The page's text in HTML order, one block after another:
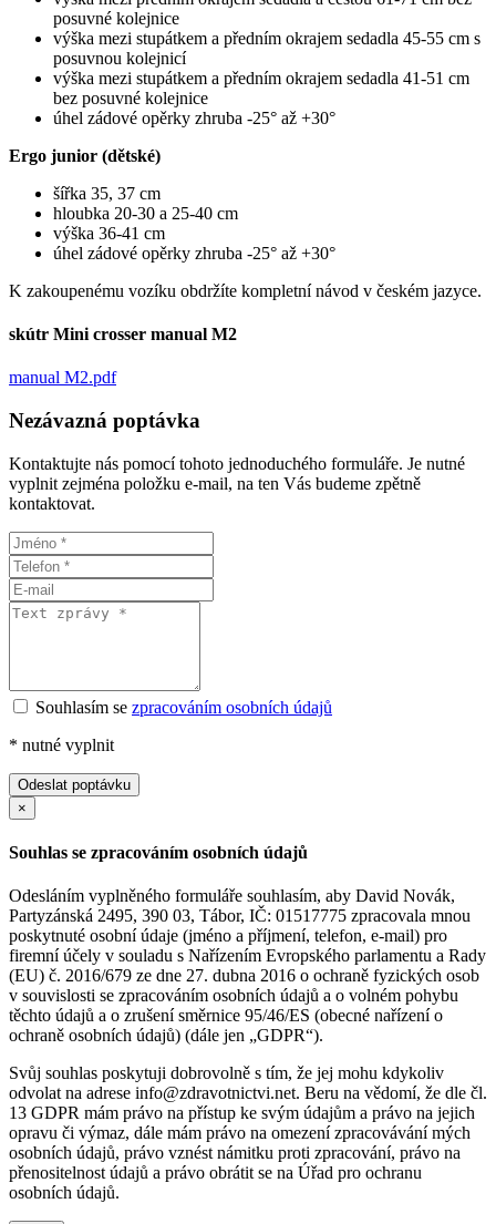
posuvné kolejnice
výška mezi stupátkem a předním okrajem sedadla 45-55 cm s
posuvnou kolejnicí
výška mezi stupátkem a předním okrajem sedadla 41-51 cm
bez posuvné kolejnice
úhel zádové opěrky zhruba -25° až +30°
Ergo junior (dětské)
šířka 35, 37 cm
hloubka 20-30 a 25-40 cm
výška 36-41 cm
úhel zádové opěrky zhruba -25° až +30°
K zakoupenému vozíku obdržíte kompletní návod v českém jazyce.
skútr Mini crosser manual M2
manual M2.pdf
Nezávazná poptávka
Kontaktujte nás pomocí tohoto jednoduchého formuláře. Je nutné
vyplnit zejména položku e-mail, na ten Vás budeme zpětně
kontaktovat.
Souhlasím se zpracováním osobních údajů
* nutné vyplnit
Odeslat poptávku
×
Souhlas se zpracováním osobních údajů
Odesláním vyplněného formuláře souhlasím, aby David Novák,
Partyzánská 2495, 390 03, Tábor, IČ: 01517775 zpracovala mnou
poskytnuté osobní údaje (jméno a příjmení, telefon, e-mail) pro
firemní účely v souladu s Nařízením Evropského parlamentu a Rady
(EU) č. 2016/679 ze dne 27. dubna 2016 o ochraně fyzických osob
v souvislosti se zpracováním osobních údajů a o volném pohybu
těchto údajů a o zrušení směrnice 95/46/ES (obecné nařízení o
ochraně osobních údajů) (dále jen „GDPR“).
Svůj souhlas poskytuji dobrovolně s tím, že jej mohu kdykoliv
odvolat na adrese info@zdravotnictvi.net. Beru na vědomí, že dle čl.
13 GDPR mám právo na přístup ke svým údajům a právo na jejich
opravu či výmaz, dále mám právo na omezení zpracovávání mých
osobních údajů, právo vznést námitku proti zpracování, právo na
přenositelnost údajů a právo obrátit se na Úřad pro ochranu
osobních údajů.